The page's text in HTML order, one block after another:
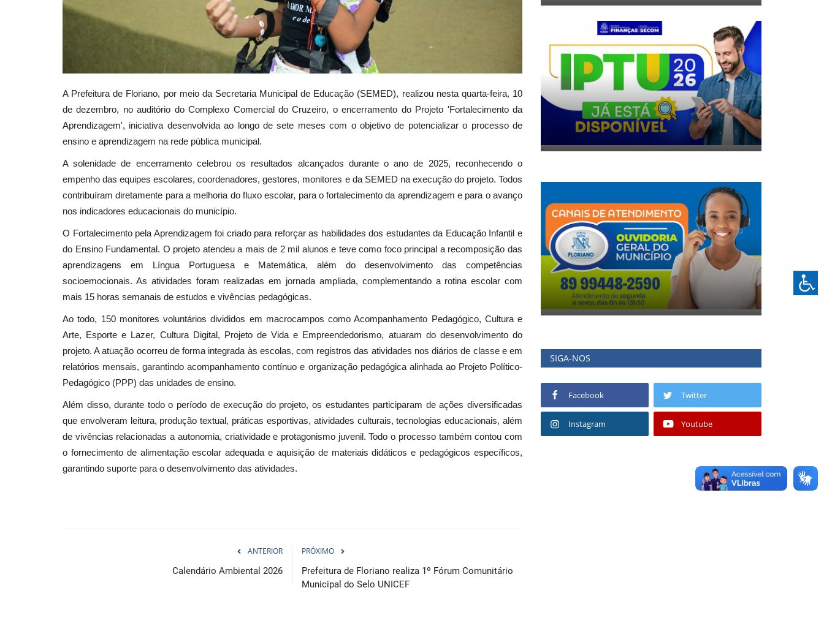
A Prefeitura de Floriano, por meio da Secretaria Municipal de Educação (SEMED), realizou nesta quarta-feira, 10
de dezembro, no auditório do Complexo Comercial do Cruzeiro, o encerramento do Projeto 'Fortalecimento da
Aprendizagem', iniciativa desenvolvida ao longo de sete meses com o objetivo de potencializar o processo de
ensino e aprendizagem na rede pública municipal.
A solenidade de encerramento celebrou os resultados alcançados durante o ano de 2025, reconhecendo o
empenho das equipes escolares, coordenadores, gestores, monitores e da SEMED na execução do projeto. Todos
contribuíram diretamente para a melhoria do fluxo escolar, para o fortalecimento da aprendizagem e para o avanço
nos indicadores educacionais do município.
O Fortalecimento pela Aprendizagem foi criado para reforçar as habilidades dos estudantes da Educação Infantil e
do Ensino Fundamental. O projeto atendeu a mais de 2 mil alunos e teve como foco principal a recomposição das
aprendizagens em Língua Portuguesa e Matemática, além do desenvolvimento das competências
socioemocionais. As atividades foram realizadas em jornada ampliada, complementando a rotina escolar com
mais 15 horas semanais de estudos e vivências pedagógicas.
Ao todo, 150 monitores voluntários divididos em macrocampos como Acompanhamento Pedagógico, Cultura e
Arte, Esporte e Lazer, Cultura Digital, Projeto de Vida e Empreendedorismo, atuaram do desenvolvimento do
projeto. A atuação ocorreu de forma integrada às escolas, com registros das atividades nos diários de classe e em
relatórios mensais, garantindo acompanhamento contínuo e organização pedagógica alinhada ao Projeto Político-
Pedagógico (PPP) das unidades de ensino.
Além disso, durante todo o período de execução do projeto, os estudantes participaram de ações diversificadas
que envolveram leitura, produção textual, práticas esportivas, atividades culturais, tecnologias educacionais, além
de vivências relacionadas a autonomia, criatividade e protagonismo juvenil. Todo o processo também contou com
o fornecimento de alimentação escolar adequada e aquisição de materiais didáticos e pedagógicos específicos,
garantindo suporte para o desenvolvimento das atividades.
ANTERIOR
Calendário Ambiental 2026
PRÓXIMO
Prefeitura de Floriano realiza 1º Fórum Comunitário
Municipal do Selo UNICEF
SIGA-NOS
Facebook Twitter
Instagram Youtube